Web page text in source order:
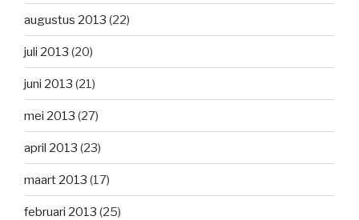
augustus 2013 (22)
juli 2013 (20)
juni 2013 (21)
mei 2013 (27)
april 2013 (23)
maart 2013 (17)
februari 2013 (25)